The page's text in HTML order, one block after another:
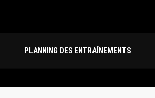
PLANNING DES ENTRAÎNEMENTS